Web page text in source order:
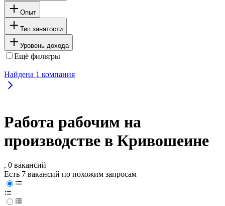
Опыт
Тип занятости
Уровень дохода
Ещё фильтры
Найдена 1 компания
Работа рабочим на
производстве в Кривошеине
, 0 вакансий
Есть 7 вакансий по похожим запросам